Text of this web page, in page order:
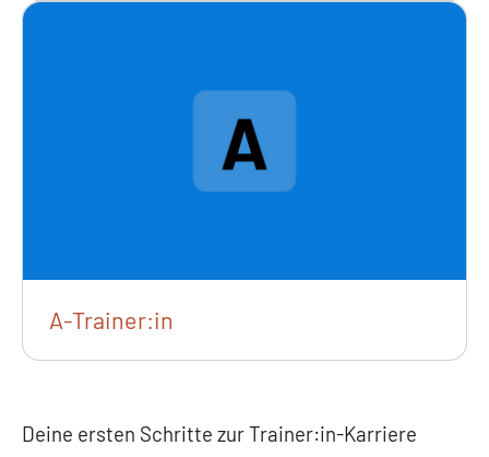
A-Trainer:in
Deine ersten Schritte zur Trainer:in-Karriere